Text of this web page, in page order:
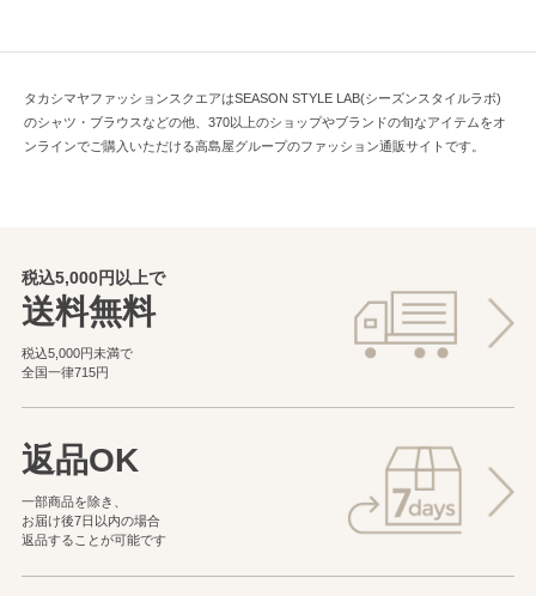
タカシマヤファッションスクエアはSEASON STYLE LAB(シーズンスタイルラボ)
のシャツ・ブラウスなどの他、370以上のショップやブランドの旬なアイテムをオ
ンラインでご購入いただける高島屋グループのファッション通販サイトです。
税込5,000円以上で
送料無料
税込5,000円未満で
全国一律715円
返品OK
一部商品を除き、
お届け後7日以内の場合
返品することが可能です